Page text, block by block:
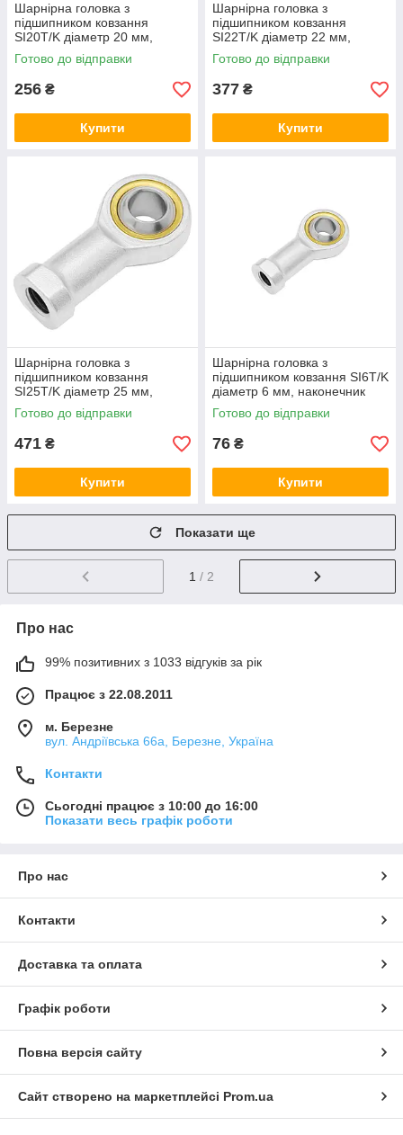
Шарнірна головка з
підшипником ковзання
SI20T/K діаметр 20 мм,
наконечник штока з
внутрішньою правою різьбою
Готово до відправки
256 ₴
Купити
Шарнірна головка з
підшипником ковзання
SI22T/K діаметр 22 мм,
наконечник штока з
внутрішньої правою різьбою
Готово до відправки
377 ₴
Купити
Шарнірна головка з
підшипником ковзання
SI25T/K діаметр 25 мм,
наконечник штока з
внутрішньою правою різьбою
Готово до відправки
471 ₴
Купити
Шарнірна головка з
підшипником ковзання SI6T/K
діаметр 6 мм, наконечник
штока з внутрішньою правою
різьбою
Готово до відправки
76 ₴
Купити
Показати ще
1 / 2
Про нас
99% позитивних з 1033 відгуків за рік
Працює з 22.08.2011
м. Березне
вул. Андріївська 66а, Березне, Україна
Контакти
Сьогодні працює з 10:00 до 16:00
Показати весь графік роботи
Про нас
Контакти
Доставка та оплата
Графік роботи
Повна версія сайту
Сайт створено на маркетплейсі Prom.ua